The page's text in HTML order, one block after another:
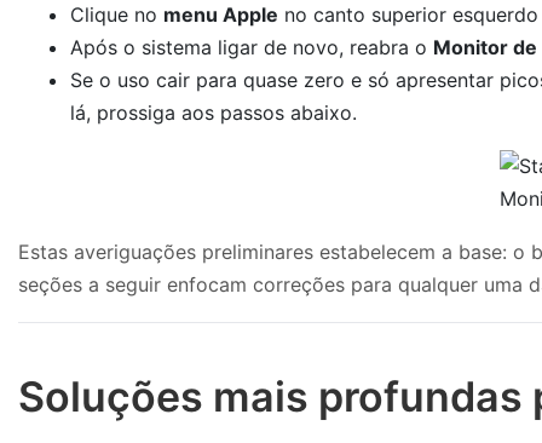
Clique no menu Apple no canto superior
Após o sistema ligar de novo, reabra o Monitor de
Se o uso cair para quase zero e só apresentar
lá, prossiga aos passos abaixo.
Estas averiguações preliminares estabelecem a base:
seções a seguir enfocam correções para qualquer uma
Soluções mais profundas